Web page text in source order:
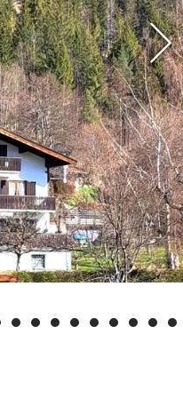
erreichbar. Einige
sowie eine
zu einem
oder Minigolfplatz,
befinden sich in
Vermieter/Betrieb
dadurch die
eigenen